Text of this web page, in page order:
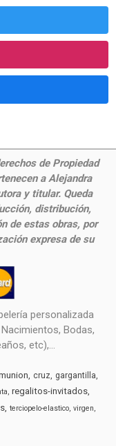
de Propiedad
a Alejandra
y titular. Queda
distribución,
de estas obras, por
expresa de su
personalizada
Bodas,
etc),...
cruz gargantilla
regalitos-invitados
terciopelo-elastico virgen